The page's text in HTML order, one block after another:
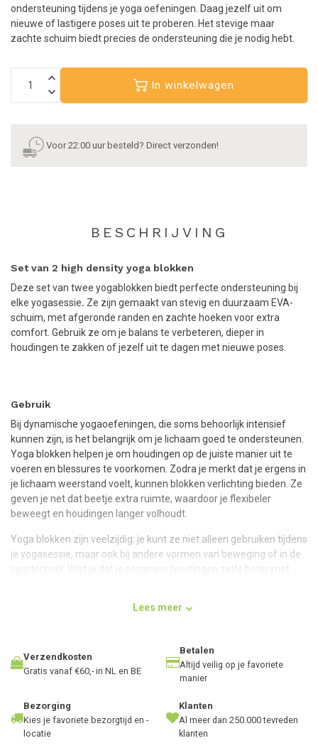
ondersteuning tijdens je yoga oefeningen. Daag jezelf uit om
nieuwe of lastigere poses uit te proberen. Het stevige maar
zachte schuim biedt precies de ondersteuning die je nodig hebt.
In winkelwagen
Voor 22:00 uur besteld? Direct verzonden!
BESCHRIJVING
Set van 2 high density yoga blokken
Deze set van twee yogablokken biedt perfecte ondersteuning bij
elke yogasessie. Ze zijn gemaakt van stevig en duurzaam EVA-
schuim, met afgeronde randen en zachte hoeken voor extra
comfort. Gebruik ze om je balans te verbeteren, dieper in
houdingen te zakken of jezelf uit te dagen met nieuwe poses.
Gebruik
Bij dynamische yogaoefeningen, die soms behoorlijk intensief
kunnen zijn, is het belangrijk om je lichaam goed te ondersteunen.
Yoga blokken helpen je om houdingen op de juiste manier uit te
voeren en blessures te voorkomen. Zodra je merkt dat je ergens in
je lichaam weerstand voelt, kunnen blokken verlichting bieden. Ze
geven je net dat beetje extra ruimte, waardoor je flexibeler
beweegt en houdingen langer volhoudt.
Yoga blokken zijn veelzijdig: je kunt ze niet alleen gebruiken tijdens
je yogasessie, maar ook bij andere vormen van beweging of in de
sportschool. Wist je dat je sommige houdingen zelfs beter met
vooroverbuiging je handen erop kunt laten rusten voor extra
Ook bij zittende houdingen kunnen blokken uitkomst bieden. Zit je
in devlinderhoudingen voel je spanning in je bovenbenen? Leg
dan onder beide knieën een blok, zodat je benen kunnen
loslaat.
Bij debrughouding
– een krachtige en intensieve pose – zorgen
Lees meer
Verzendkosten
Gratis vanaf €60,- in NL en BE
Betalen
Altijd veilig op je favoriete
manier
Bezorging
Kies je favoriete bezorgtijd en -
locatie
Klanten
Al meer dan 250.000 tevreden
klanten